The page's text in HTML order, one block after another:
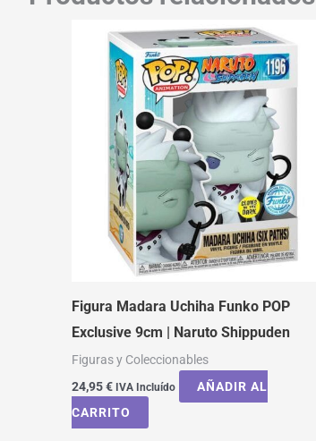
Figura Madara Uchiha Funko POP
Exclusive 9cm | Naruto Shippuden
Figuras y Coleccionables
24,95€ IVA Incluído
AÑADIR AL
CARRITO